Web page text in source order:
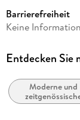
Laufzeit
Reihe
Autor/Autorin
Günter Grass
Barrierefreiheit
Keine
Entdecken Sie
Moderne und
Belletristik: